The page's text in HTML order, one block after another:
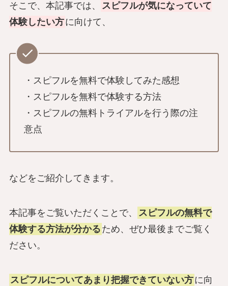
そこで、本記事では、
スピフルが気になっていて
体験したい方に向けて、
・スピフルを無料で体験してみた感想
・スピフルを無料で体験する方法
・スピフルの無料トライアルを行う際の注
意点
などをご紹介してきます。
本記事をご覧いただくことで、
スピフルの無料で
体験する方法が分かる ため、ぜひ最後までご覧く
ださい。
スピフルについてあまり把握できていない方に向